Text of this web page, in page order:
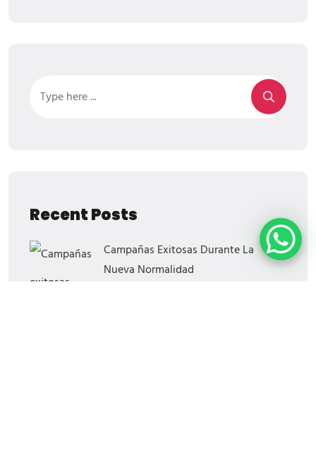
Recent Posts
Campañas Exitosas Durante La
Nueva Normalidad